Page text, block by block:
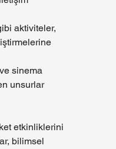
aktiviteler,
sinema
unsurlar
etkinliklerini
bilimsel